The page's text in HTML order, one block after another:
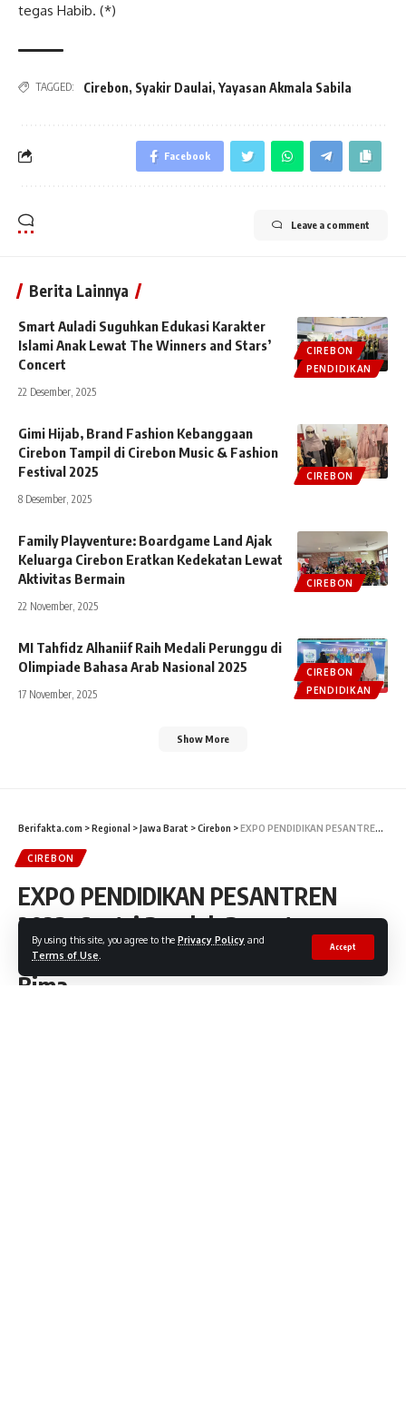
By using this site, you agree to the Privacy Policy and
Terms of Use
Accept
tegas Habib. (*)
TAGGED: Cirebon, Syakir Daulai, Yayasan Akmala Sabila
Facebook
Leave a comment
Berita Lainnya
CIREBON
PENDIDIKAN
Smart Auladi Suguhkan Edukasi Karakter
Islami Anak Lewat The Winners and Stars’
Concert
22 Desember, 2025
CIREBON
Gimi Hijab, Brand Fashion Kebanggaan
Cirebon Tampil di Cirebon Music & Fashion
Festival 2025
8 Desember, 2025
CIREBON
Family Playventure: Boardgame Land Ajak
Keluarga Cirebon Eratkan Kedekatan Lewat
Aktivitas Bermain
22 November, 2025
CIREBON
PENDIDIKAN
MI Tahfidz Alhaniif Raih Medali Perunggu di
Olimpiade Bahasa Arab Nasional 2025
17 November, 2025
Show More
Berifakta.com >Regional >Jawa Barat >Cirebon >EXPO PENDIDIKAN PESANTREN 2023: Santri Pondok Pesantren Quran Kayuwalang Memukau di GOR Bima
CIREBON
EXPO PENDIDIKAN PESANTREN
2023: Santri Pondok Pesantren
Quran Kayuwalang Memukau di GOR
Bima